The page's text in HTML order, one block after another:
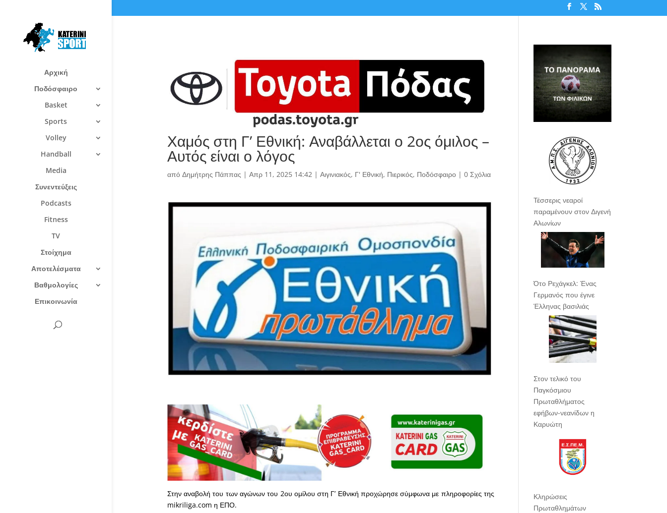
Αρχική
Ποδόσφαιρο
Basket
Sports
Volley
Handball
Media
Συνεντεύξεις
Podcasts
Fitness
TV
Στοίχημα
Αποτελέσματα
Βαθμολογίες
Επικοινωνία
Χαμός στη Γ’ Εθνική: Αναβάλλεται ο 2ος όμιλος –
Αυτός είναι ο λόγος
από Δημήτρης Πάππας | Απρ 11, 2025 14:42| Αιγινιακός, Γ' Εθνική, Πιερικός, Ποδόσφαιρο| 0 Σχόλια
Στην αναβολή του των αγώνων του 2ου ομίλου στη Γ’ Εθνική προχώρησε σύμφωνα με πληροφορίες της
mikriliga.com η ΕΠΟ.
Τέσσερις νεαροί
παραμένουν στον Διγενή
Αλωνίων
Ότο Ρεχάγκελ: Ένας
Γερμανός που έγινε
Έλληνας βασιλιάς
Στον τελικό του
Παγκόσμιου
Πρωταθλήματος
εφήβων-νεανίδων η
Καρυώτη
Κληρώσεις
Πρωταθλημάτων